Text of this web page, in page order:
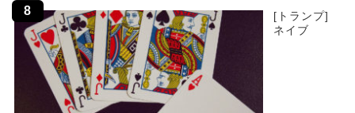
[トランプ]
ネイブ